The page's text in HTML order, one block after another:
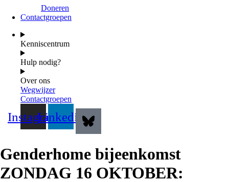
Doneren
Contactgroepen
Kenniscentrum
Hulp nodig?
Over ons
Wegwijzer
Contactgroepen
InstagramLinkedin
Genderhome bijeenkomst
ZONDAG 16 OKTOBER: